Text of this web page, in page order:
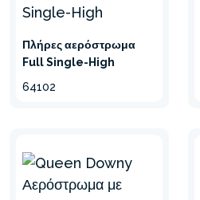
Πλήρες αερόστρωμα
Full Single-High
64102